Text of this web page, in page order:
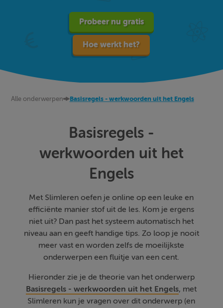
Probeer nu gratis
Hoe werkt het?
Alle onderwerpen Basisregels - werkwoorden uit het Engels
Basisregels -
werkwoorden uit het
Engels
Met Slimleren oefen je online op een leuke en
efficiënte manier stof uit de les. Kom je ergens
niet uit? Dan past het systeem automatisch het
niveau aan en geeft handige tips. Zo loop je nooit
meer vast en worden zelfs de moeilijkste
onderwerpen een fluitje van een cent.
Hieronder zie je de theorie van het onderwerp
Basisregels - werkwoorden uit het Engels, met
Slimleren kun je vragen over dit onderwerp (en